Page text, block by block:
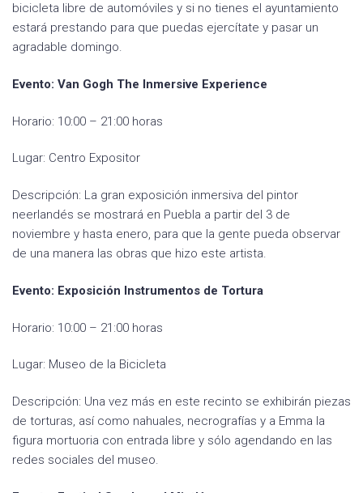
bicicleta libre de automóviles y si no tienes el ayuntamiento
estará prestando para que puedas ejercítate y pasar un
agradable domingo.
Evento: Van Gogh The Inmersive Experience
Horario: 10:00 – 21:00 horas
Lugar: Centro Expositor
Descripción: La gran exposición inmersiva del pintor
neerlandés se mostrará en Puebla a partir del 3 de
noviembre y hasta enero, para que la gente pueda observar
de una manera las obras que hizo este artista.
Evento: Exposición Instrumentos de Tortura
Horario: 10:00 – 21:00 horas
Lugar: Museo de la Bicicleta
Descripción: Una vez más en este recinto se exhibirán piezas
de torturas, así como nahuales, necrografías y a Emma la
figura mortuoria con entrada libre y sólo agendando en las
redes sociales del museo.